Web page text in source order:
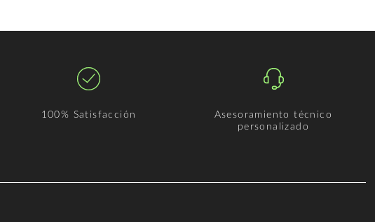
100% Satisfacción
Asesoramiento técnico
personalizado